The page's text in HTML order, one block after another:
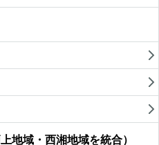
地域・西湘地域を統合）